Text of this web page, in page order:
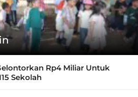
Rp4 Miliar Untuk
Sekolah